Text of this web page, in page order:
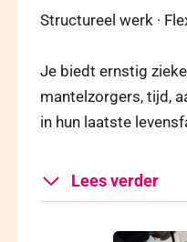
Structureel werk ·
Je biedt ernstig
mantelzorgers, tijd,
in hun laatste
Lees verder